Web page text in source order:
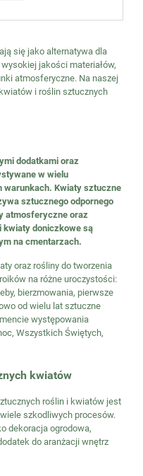
się jako alternatywa dla
jakości materiałów,
atmosferyczne. Na naszej
i roślin sztucznych
dodatkami oraz
w wielu
Kwiaty sztuczne
sztucznego odpornego
atmosferyczne oraz
kwiaty doniczkowe są
na cmentarzach.
oraz rośliny do tworzenia
na różne uroczystości:
bierzmowania, pierwsze
od wielu lat sztuczne
występowania
Wszystkich Świętych,
kwiatów
roślin i kwiatów jest
szkodliwych procesów.
dekoracja ogrodowa,
do aranżacji wnętrz